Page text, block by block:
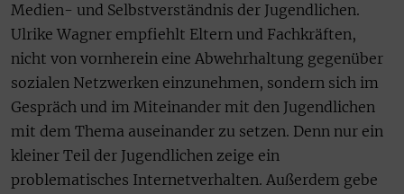
Medien- und Selbstverständnis der Jugendlichen.
Ulrike Wagner empfiehlt Eltern und Fachkräften,
nicht von vornherein eine Abwehrhaltung gegenüber
sozialen Netzwerken einzunehmen, sondern sich im
Gespräch und im Miteinander mit den Jugendlichen
mit dem Thema auseinander zu setzen. Denn nur ein
kleiner Teil der Jugendlichen zeige ein
problematisches Internetverhalten. Außerdem gebe